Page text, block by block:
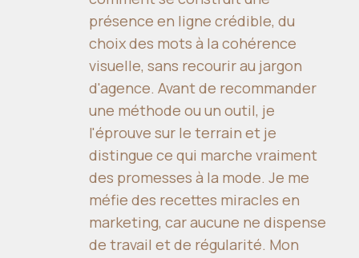
présence en ligne crédible, du
choix des mots à la cohérence
visuelle, sans recourir au jargon
d'agence. Avant de recommander
une méthode ou un outil, je
l'éprouve sur le terrain et je
distingue ce qui marche vraiment
des promesses à la mode. Je me
méfie des recettes miracles en
marketing, car aucune ne dispense
de travail et de régularité. Mon